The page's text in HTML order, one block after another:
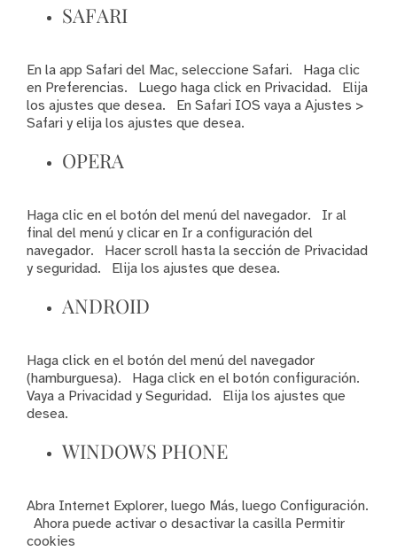
SAFARI
En la app Safari del Mac, seleccione Safari. Haga clic
en Preferencias. Luego haga click en Privacidad. Elija
los ajustes que desea. En Safari IOS vaya a Ajustes >
Safari y elija los ajustes que desea.
OPERA
Haga clic en el botón del menú del navegador. Ir al
final del menú y clicar en Ir a configuración del
navegador. Hacer scroll hasta la sección de Privacidad
y seguridad. Elija los ajustes que desea.
ANDROID
Haga click en el botón del menú del navegador
(hamburguesa). Haga click en el botón configuración.
Vaya a Privacidad y Seguridad. Elija los ajustes que
desea.
WINDOWS PHONE
Abra Internet Explorer, luego Más, luego Configuración.
Ahora puede activar o desactivar la casilla Permitir
cookies